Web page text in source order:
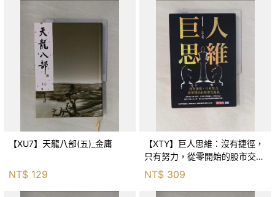
【XU7】天龍八部(五)_金庸
NT$ 129
【XTY】巨人思維：沒有捷徑，
只有努力，從零開始的股市交易
員_巨人傑
NT$ 309